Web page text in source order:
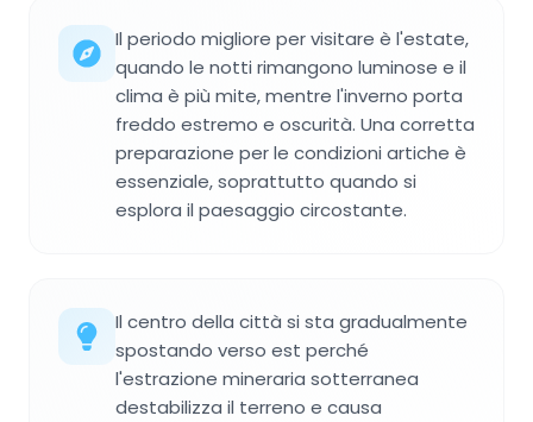
Il periodo migliore per visitare è l'estate,
quando le notti rimangono luminose e il
clima è più mite, mentre l'inverno porta
freddo estremo e oscurità. Una corretta
preparazione per le condizioni artiche è
essenziale, soprattutto quando si
esplora il paesaggio circostante.
Il centro della città si sta gradualmente
spostando verso est perché
l'estrazione mineraria sotterranea
destabilizza il terreno e causa